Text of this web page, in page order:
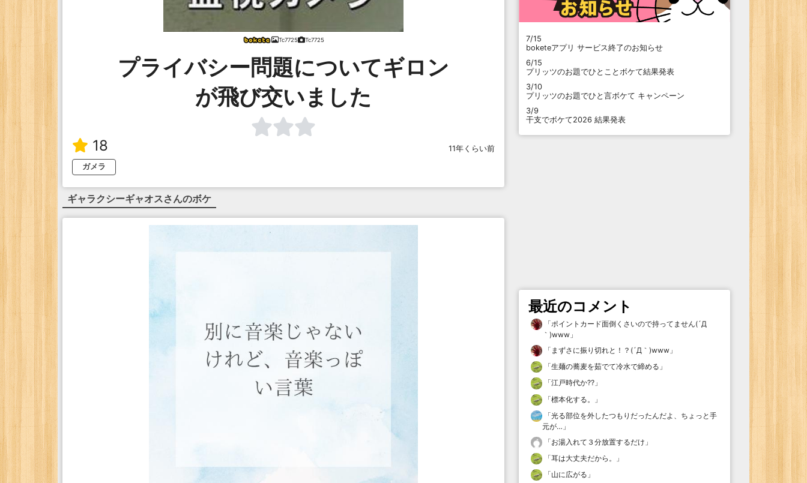
Tc7725 Tc7725
プライバシー問題についてギロン
が飛び交いました
18
11年くらい前
ガメラ
ギャラクシーギャオスさんのボケ
7/15
boketeアプリ サービス終了のお知らせ
6/15
プリッツのお題でひとことボケて結果発表
3/10
プリッツのお題でひと言ボケて キャンペーン
3/9
干支でボケて2026 結果発表
最近のコメント
「ポイントカード面倒くさいので持ってません(´Д
｀)www 」
「 まずさに振り切れと！？(´Д｀)www 」
「生麺の蕎麦を茹でて冷水で締める 」
「江戸時代か⁇ 」
「標本化する。
」
「光る部位を外したつもりだったんだよ、ちょっと手
元が… 」
「お湯入れて３分放置するだけ 」
「耳は大丈夫だから。
」
「山に広がる 」